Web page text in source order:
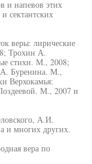
и напевов этих
сектантских
веры: лирические
Трохин А.
стихи. М., 2008;
А. Буренина. М.,
Верхокамья:
М., 2007 и
А.И.
и многих других.
вера по